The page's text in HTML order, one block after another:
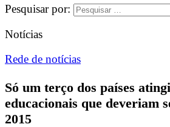
Pesquisar por:
Notícias
Rede de notícias
Só um terço dos países
educacionais que deveriam
2015